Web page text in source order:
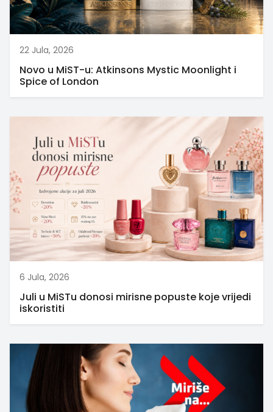
22 Jula, 2026
Novo u MiST-u: Atkinsons Mystic Moonlight i
Spice of London
6 Jula, 2026
Juli u MiSTu donosi mirisne popuste koje vrijedi
iskoristiti